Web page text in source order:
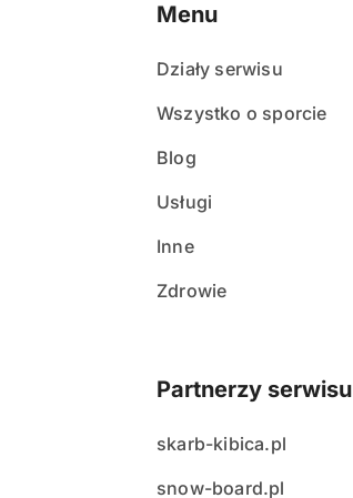
Menu
Działy serwisu
Wszystko o sporcie
Blog
Usługi
Inne
Zdrowie
Partnerzy serwisu
skarb-kibica.pl
snow-board.pl